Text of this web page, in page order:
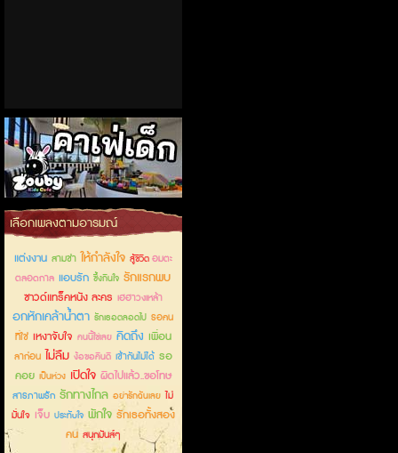
คาเฟ่เด็กลำลูกกา
เลือกเพลงตามอารมณ์
แต่งงาน สามช่า ให้กำลังใจ สู้ชีวิตอมตะ
ตลอดกาล แอบรัก ซึ้งกินใจ รักแรกพบ
ซาวด์แทร็คหนัง ละคร เฮฮาวงเหล้า
อกหักเคล้าน้ำตา รักเธอตลอดไป รอคน
ที่ใช่ เหงาจับใจ คนนี้ใช่เลย คิดถึง เพื่อน
ลาก่อน ไม่ลืม ง้อขอคืนดี เข้ากันไม่ได้ รอ
คอย เป็นห่วง เปิดใจ ผิดไปแล้ว..ขอโทษ
สารภาพรัก รักทางไกล อย่ารักฉันเลย ไม่
มั่นใจ เจ็บ ประทับใจ พักใจ รักเธอทั้งสอง
คน สนุกมันส์ๆ